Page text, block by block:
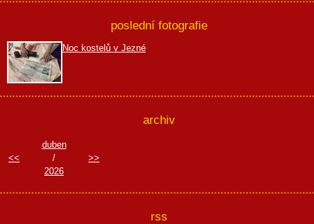
poslední fotografie
Noc kostelů v Jezné
archiv
<<
duben
/
2026
>>
rss